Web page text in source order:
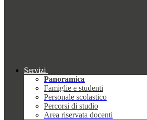
Servizi
Panoramica
Famiglie e studenti
Personale scolastico
Percorsi di studio
Area riservata docenti